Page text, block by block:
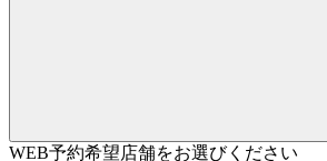
WEB予約希望店舗をお選びください